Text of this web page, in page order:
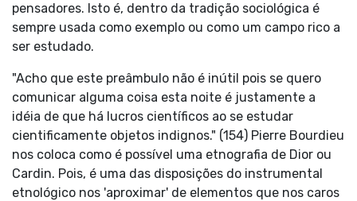
pensadores. Isto é, dentro da tradição sociológica é
sempre usada como exemplo ou como um campo rico a
ser estudado.
"Acho que este preâmbulo não é inútil pois se quero
comunicar alguma coisa esta noite é justamente a
idéia de que há lucros científicos ao se estudar
cientificamente objetos indignos." (154) Pierre Bourdieu
nos coloca como é possível uma etnografia de Dior ou
Cardin. Pois, é uma das disposições do instrumental
etnológico nos 'aproximar' de elementos que nos caros